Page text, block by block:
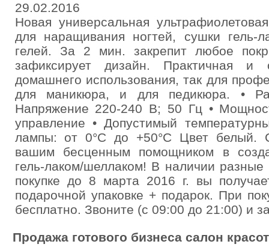
29.02.2016
Новая универсальная
для наращивания ногтей, сушки гель-
гелей. За 2 мин. закрепит любое
зафиксирует дизайн. Практичная
домашнего использования, так для
для маникюра, и для педикюра. •
Напряжение 220-240 В; 50 Гц •
управление • Допустимый
лампы: от 0°С до +50°С Цвет белый.
вашим бесценным помощником в
гель-лаком/шеллаком! В наличии
покупке до 8 марта 2016 г. вы
подарочной упаковке + подарок. При
бесплатно. Звоните (с 09:00 до 21:00) и
Продажа готового бизнеса салон